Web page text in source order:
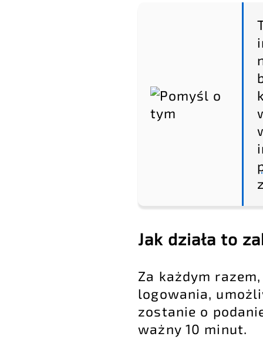
Jak działa to
Za każdym
logowania,
zostanie o
ważny 10 minut.